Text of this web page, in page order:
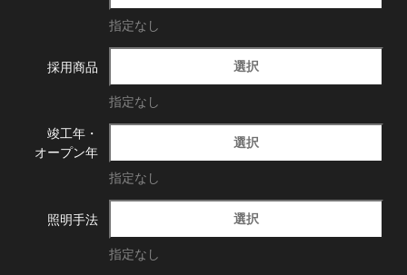
指定なし
採用商品 選択
指定なし
竣工年・
オープン年
選択
指定なし
照明手法 選択
指定なし